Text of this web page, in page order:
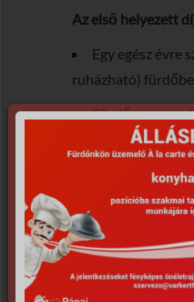
Az első helyezett
Egy egész évre
ruházható)
Fürdő arca
anyagban
jóvoltából
Mayo Chix
AVON